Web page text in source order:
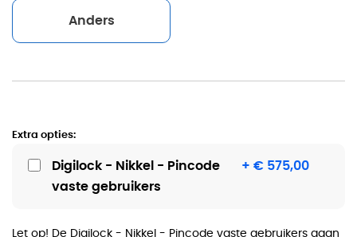
Anders
Extra opties:
Digilock - Nikkel - Pincode
vaste gebruikers
+ € 575,00
Let op! De Digilock - Nikkel - Pincode vaste gebruikers gaan